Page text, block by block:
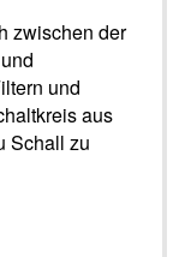
zwischen der
und
aus
Schall zu